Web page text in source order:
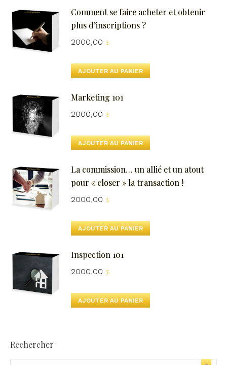
Comment se faire acheter et obtenir
plus d’inscriptions ?
2000,00 $
AJOUTER AU PANIER
Marketing 101
2000,00 $
AJOUTER AU PANIER
La commission… un allié et un atout
pour « closer » la transaction !
2000,00 $
AJOUTER AU PANIER
Inspection 101
2000,00 $
AJOUTER AU PANIER
Rechercher